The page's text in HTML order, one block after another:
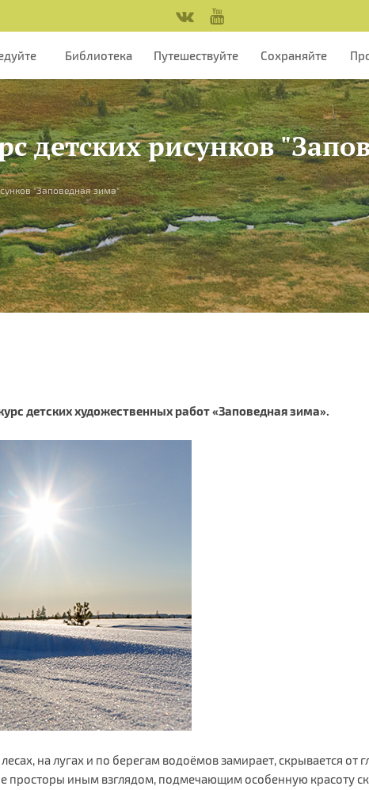
Библиотека Путешествуйте Сохраняйте
детских рисунков
"Заповедная зима"
детских художественных работ «Заповедная зима».
на лугах и по берегам водоёмов замирает, скрывается от
просторы иным взглядом, подмечающим особенную красоту